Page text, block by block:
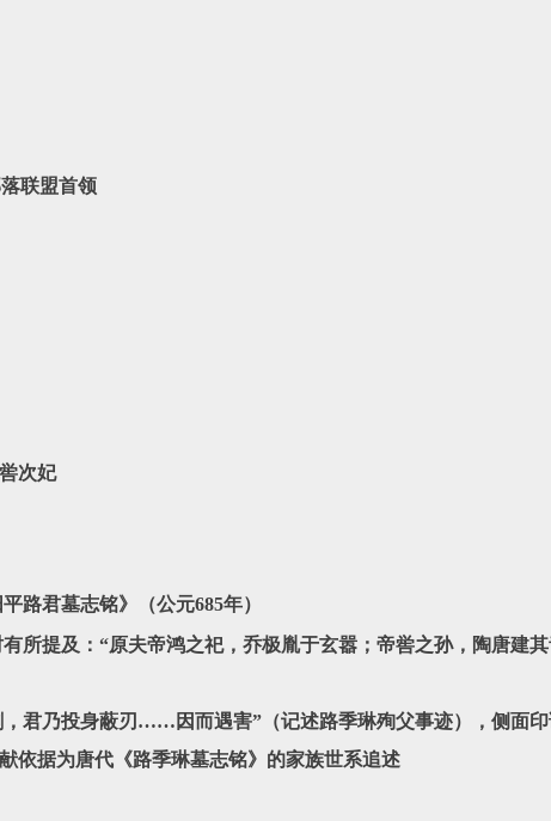
联盟首领
次妃‌
路君墓志铭》‌（公元685年）
所提及： “原夫帝鸿之祀，乔极胤于玄嚣；帝喾之孙，陶唐建
乃投身蔽刃……因而遇害”‌（记述路季琳殉父事迹），侧面印
据为唐代《路季琳墓志铭》的家族世系追述‌‌